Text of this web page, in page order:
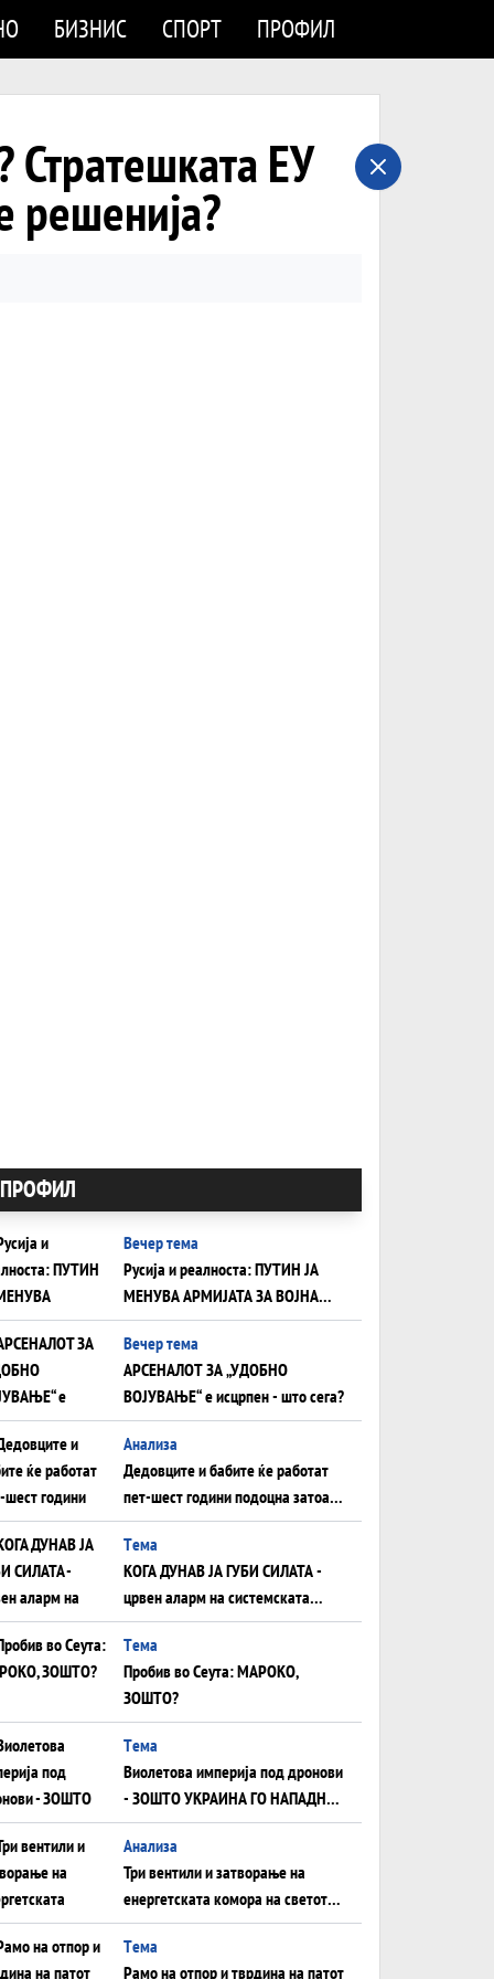
БИЗНИС СПОРТ ПРОФИЛ
ЕУ
решенија?
ПРОФИЛ
Вечер тема
Русија и реалноста: ПУТИН ЈА
МЕНУВА АРМИЈАТА ЗА ВОЈНА
ШТО ОСТАНУВА БЕЗ ФРОНТ
Вечер тема
АРСЕНАЛОТ ЗА „УДОБНО
ВОЈУВАЊЕ“ е исцрпен - што сега?
Анализа
Дедовците и бабите ќе работат
пет-шест години подоцна затоа
што НЕМААТ ВНУЦИ ДА ГИ
ЗАМЕНАТ
Tема
КОГА ДУНАВ ЈА ГУБИ СИЛАТА -
црвен аларм на системската
плоча од јужна Германија до
Црното Море...
Tема
Пробив во Сеута: МАРОКО,
ЗОШТО?
Tема
Виолетова империја под дронови
- ЗОШТО УКРАИНА ГО НАПАДНА
РУСКИОТ WILDBERRIES
Aнализа
Три вентили и затворање на
енергетската комора на светот:
Нападот во Суец најавува
глобален енергетски инфаркт?
Tема
Рамо на отпор и тврдина на патот